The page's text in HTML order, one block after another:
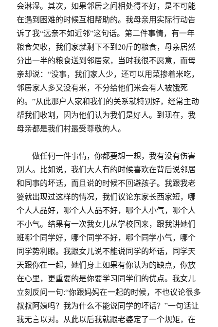
会淋湿。其次，如果邻居之间相处得不好，是不可能
在遇到困难的时候互相帮助的。我母亲用实际行动告
诉了我“远亲不如近邻”这句话。第二件事情，有一年
粮食欠收，我们家就剩下不到20斤的粮食，母亲居然
分出一半的粮食送到邻居家，当时我很不愿意，而母
亲却说：“没事，我们家人少，还可以用菜掺着米吃，
邻居家人多又没有米，不分给他们米会有人被饿死
的。”从此那户人家和我们的关系就特别好，经常主动
帮我们收割，因为他们认为我们是好人。到现在，我
母亲都是我们村最受尊敬的人。
做任何一件事情，你都要想一想，我有没有伤害
别人。比如说，我们大人有的时候喜欢在背后说邻居
和同事的坏话，而且说的时候不回避孩子。我跟我老
婆就出现过这样的情况，我们议论东家长西家短，哪
个人人品好，哪个人人品不好，哪个人小气，哪个人
不小气。结果有一次我女儿从学校回来，跟我讲她们
班哪个同学好，哪个同学不好，哪个同学小气，哪个
同学势利眼。我跟女儿说不能说同学的坏话，同学天
天跟你在一起，她们身上如果有你认为的缺点，你放
在心里，更重要的是你要学习同学们的优点。我女儿
立刻反问一句:“你跟妈妈在一起的时候，不也议论很多
叔叔阿姨吗？我为什么不能说同学的坏话？”一句话让
我无言以对。从此以后我就跟老婆定了一个规矩，在